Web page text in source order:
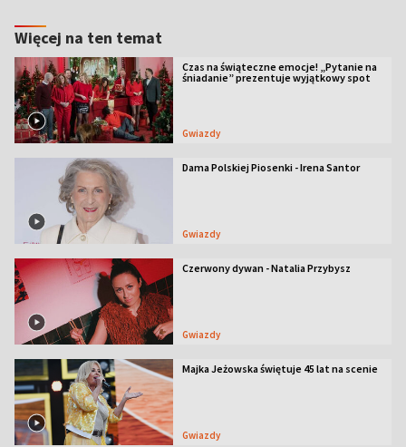
Więcej na ten temat
Czas na świąteczne emocje! „Pytanie na
śniadanie” prezentuje wyjątkowy spot
Gwiazdy
Dama Polskiej Piosenki - Irena Santor
Gwiazdy
Czerwony dywan - Natalia Przybysz
Gwiazdy
Majka Jeżowska świętuje 45 lat na scenie
Gwiazdy